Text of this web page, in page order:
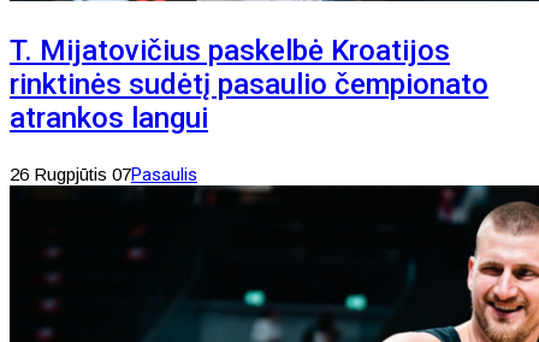
T. Mijatovičius paskelbė Kroatijos
rinktinės sudėtį pasaulio čempionato
atrankos langui
26 Rugpjūtis 07Pasaulis